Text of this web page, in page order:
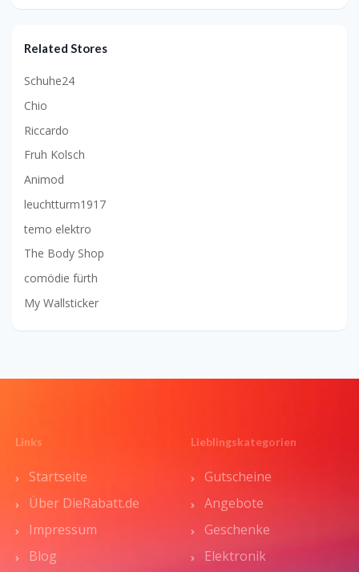
Related Stores
Schuhe24
Chio
Riccardo
Fruh Kolsch
Animod
leuchtturm1917
temo elektro
The Body Shop
comödie fürth
My Wallsticker
Links
Startseite
Über DieRabatt.de
Impressum
Blog
Lieblingskategorien
Gutscheine
Angebote
Geschenke
Elektronik